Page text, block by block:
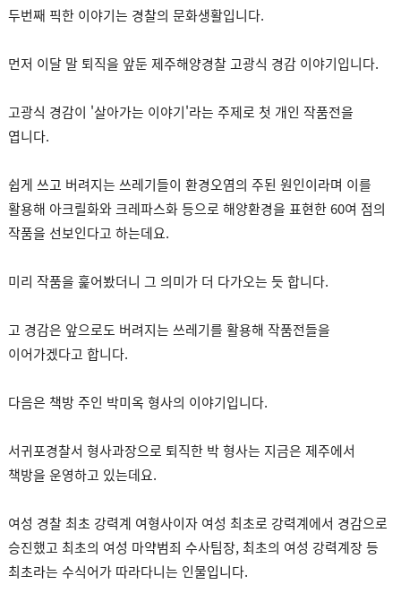
두번째 픽한 이야기는 경찰의 문화생활입니다.
먼저 이달 말 퇴직을 앞둔 제주해양경찰 고광식 경감 이야기입니다.
고광식 경감이 '살아가는 이야기'라는 주제로 첫 개인 작품전을
엽니다.
쉽게 쓰고 버려지는 쓰레기들이 환경오염의 주된 원인이라며 이를
활용해 아크릴화와 크레파스화 등으로 해양환경을 표현한 60여 점의
작품을 선보인다고 하는데요.
미리 작품을 훑어봤더니 그 의미가 더 다가오는 듯 합니다.
고 경감은 앞으로도 버려지는 쓰레기를 활용해 작품전들을
이어가겠다고 합니다.
다음은 책방 주인 박미옥 형사의 이야기입니다.
서귀포경찰서 형사과장으로 퇴직한 박 형사는 지금은 제주에서
책방을 운영하고 있는데요.
여성 경찰 최초 강력계 여형사이자 여성 최초로 강력계에서 경감으로
승진했고 최초의 여성 마약범죄 수사팀장, 최초의 여성 강력계장 등
최초라는 수식어가 따라다니는 인물입니다.